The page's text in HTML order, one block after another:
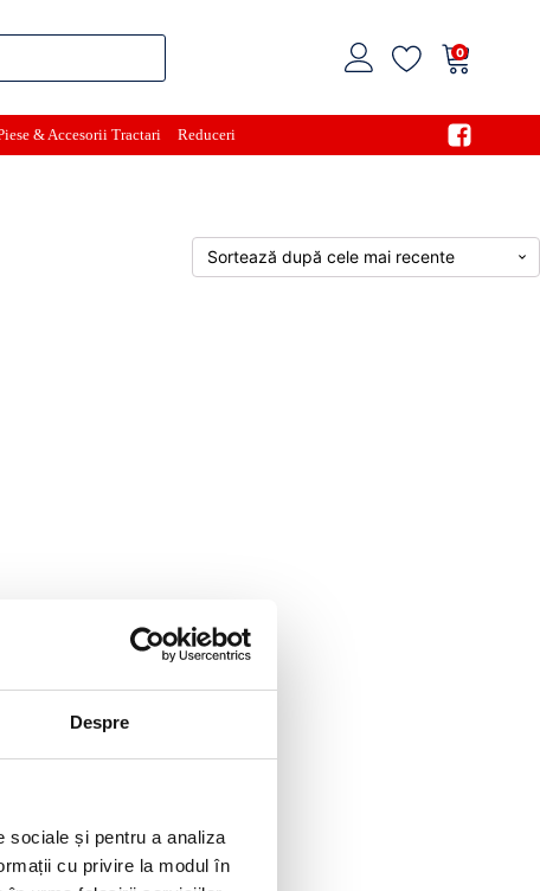
Despre
sociale și pentru a analiza
cu privire la modul în
0
& Accesorii Tractari Reduceri